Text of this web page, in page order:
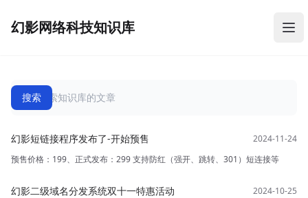
幻影网络科技知识库
幻影网络科技知识库 打
幻影短链接程序发布了-开始预售
预售价格：199、正式发布：299 支持防红（强开、跳转、301）短连接等
幻影二级域名分发系统双十一特惠活动